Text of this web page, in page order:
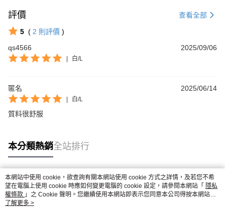
評價 查看全部
5 ( 2 則評價 )
qs4566
2025/09/06
白/L
匿名 2025/06/14
白/L
質料很舒服
本分類熱銷全站排行
熱門標籤
本網站中使用 cookie，欲查詢有關本網站使用 cookie 方式之詳情，及若您不希
望在電腦上使用 cookie 時應如何變更電腦的 cookie 設定，請參閱本網站「 隱私
權條款 」之 Cookie 聲明。您繼續使用本網站即表示您同意本公司得按本網站使
用條款之 Cookie 聲明使用 cookie。
了解更多 >